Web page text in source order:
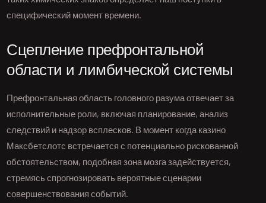
специфический момент времени.
Сцепление префронтальной
области и лимбической системы
Префронтальная область головного разума отвечает за
исполнительные роли, включая планирование, анализ
следствий и надзор всплесков. В момент когда казино
Максбетслотс встречается с потенциально рискованной
обстоятельством, подобная зона мозга задействуется,
стремясь спрогнозировать вероятные сценарии
совершенствования событий.